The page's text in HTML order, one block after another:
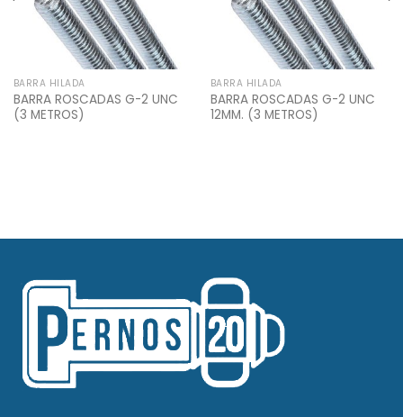
BARRA HILADA
BARRA ROSCADAS G-2 UNC
(3 METROS)
BARRA HILADA
BARRA ROSCADAS G-2 UNC
12MM. (3 METROS)